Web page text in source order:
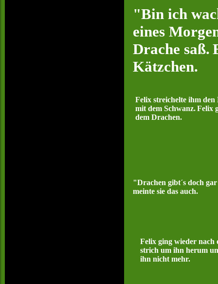
"Bin ich
eines
Drache saß.
Kätzchen.
Felix streichelte ihm
mit dem Schwanz.Felix
dem Drachen.
"Drachen gibt´s doch
meinte sie das auch.
Felix ging wieder nach
strich um ihn herum
ihn nicht mehr.